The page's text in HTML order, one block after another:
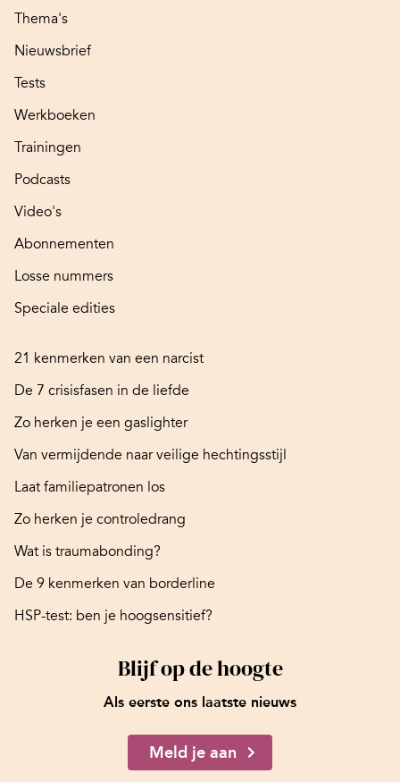
Thema's
Nieuwsbrief
Tests
Werkboeken
Trainingen
Podcasts
Video's
Abonnementen
Losse nummers
Speciale edities
21 kenmerken van een narcist
De 7 crisisfasen in de liefde
Zo herken je een gaslighter
Van vermijdende naar veilige hechtingsstijl
Laat familiepatronen los
Zo herken je controledrang
Wat is traumabonding?
De 9 kenmerken van borderline
HSP-test: ben je hoogsensitief?
Blijf op de hoogte
Als eerste ons laatste nieuws
Meld je aan